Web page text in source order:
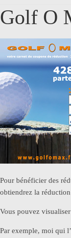
Golf O
Pour bénéficier des
obtiendrez la
Vous pouvez
Par exemple, moi qui